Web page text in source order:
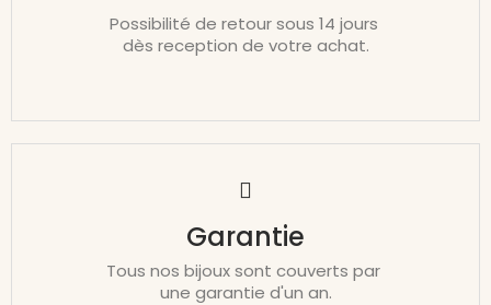
Possibilité de retour sous 14 jours
dès reception de votre achat.
Garantie
Tous nos bijoux sont couverts par
une garantie d'un an.